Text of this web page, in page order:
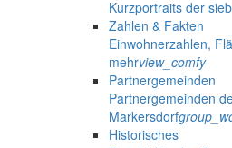
Kurzportraits der
Zahlen & Fakten
Einwohnerzahlen,
mehrview_comfy
Partnergemeinden
Partnergemeinden
Markersdorf
Historisches